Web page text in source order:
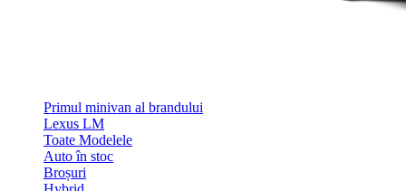
Primul minivan al brandului
Lexus LM
Toate Modelele
Auto în stoc
Broșuri